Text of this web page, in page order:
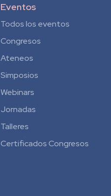
Eventos
Todos los eventos
Congresos
Ateneos
Simposios
Webinars
Jornadas
Talleres
Certificados Congresos